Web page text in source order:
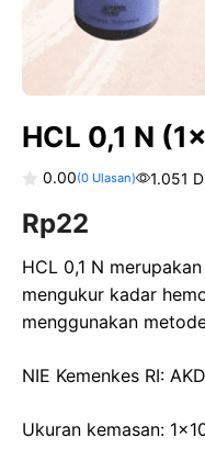
HCL 0,1 N
o
u
o
f
5
0.00(0Ulasan) 1.051
Rp22
HCL 0,1 N
mengukur kadar
menggunakan
NIE Kemenkes RI:
Ukuran kemasan: